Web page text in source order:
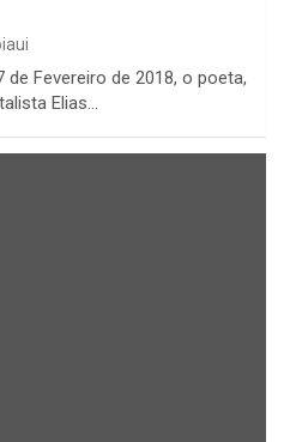
Fevereiro de 2018, o poeta,
Elias…